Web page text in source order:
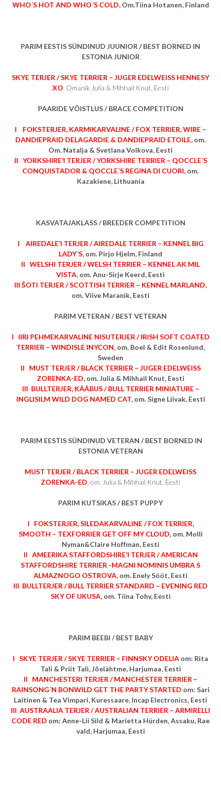
WHO´S HOT AND WHO´S COLD, Om.Tiina Hotanen, Finland
PARIM EESTIS SÜNDINUD JUUNIOR / BEST BORNED IN
ESTONIA JUNIOR
SKYE TERJER / SKYE TERRIER – JUGER EDELWEISS HENNESY
XO , Omanik Julia & Mihhail Knut, Eesti
PAARIDE VÕISTLUS / BRACE COMPETITION
I FOKSTERJER, KARMIKARVALINE / FOX TERRIER, WIRE –
DANDIEPRAID DELAGARDIE & DANDIEPRAID ETOILE, om.
Om. Natalja & Svetlana Volkova, Eesti
II YORKSHIRE’I TERJER / YORKSHIRE TERRIER – QOCCLE´S
CONQUISTADOR & QOCCLE´S REGINA DI CUORI, om.
Kazakiene, Lithuania
KASVATAJAKLASS / BREEDER COMPETITION
I AIREDALE’I TERJER / AIREDALE TERRIER – KENNEL BIG
LADY´S, om. Pirjo Hjelm, Finland
II WELSHI TERJER / WELSH TERRIER – KENNEL AK MIL
VISTA, om. Anu-Sirje Keerd, Eesti
III ŠOTI TERJER / SCOTTISH TERRIER – KENNEL MARLAND,
om. Viive Maranik, Eesti
PARIM VETERAN / BEST VETERAN
I IIRI PEHMEKARVALINE NISUTERJER / IRISH SOFT COATED
TERRIER – WINDISLE INYCON, om. Boel & Edit Rosenlund,
Sweden
II MUST TERJER / BLACK TERRIER – JUGER EDELWEISS
ZORENKA-ED, om. Julia & Mihhail Knut, Eesti
III BULLTERJER, KÄÄBUS / BULL TERRIER MINIATURE –
INGLISILM WILD DOG NAMED CAT, om. Signe Liivak, Eesti
PARIM EESTIS SÜNDINUD VETERAN / BEST BORNED IN
ESTONIA VETERAN
MUST TERJER / BLACK TERRIER – JUGER EDELWEISS
ZORENKA-ED , om. Julia & Mihhail Knut, Eesti
PARIM KUTSIKAS / BEST PUPPY
I FOKSTERJER, SILEDAKARVALINE / FOX TERRIER,
SMOOTH – TEXFORRIER GET OFF MY CLOUD, om. Molli
Nyman&Claire Hoffman, Eesti
II AMEERIKA STAFFORDSHIRE’I TERJER / AMERICAN
STAFFORDSHIRE TERRIER -MAGNI NOMINIS UMBRA S
ALMAZNOGO OSTROVA, om. Enely Sööt, Eesti
III BULLTERJER / BULL TERRIER STANDARD – EVENING RED
SKY OF UKUSA, om. Tiina Tohv, Eesti
PARIM BEEBI / BEST BABY
I SKYE TERJER / SKYE TERRIER – FINNSKY ODELIA om: Rita
Tali & Priit Tali, Jõelähtme, Harjumaa, Eesti
II MANCHESTERI TERJER / MANCHESTER TERRIER –
RAINSONG´N BONWILD GET THE PARTY STARTED om: Sari
Laitinen & Tea Vimpari, Kuressaare, Incap Electronics, Eesti
III AUSTRAALIA TERJER / AUSTRALIAN TERRIER – ARMIRELLI
CODE RED om: Anne-Lii Sild & Marietta Hürden, Assaku, Rae
vald, Harjumaa, Eesti